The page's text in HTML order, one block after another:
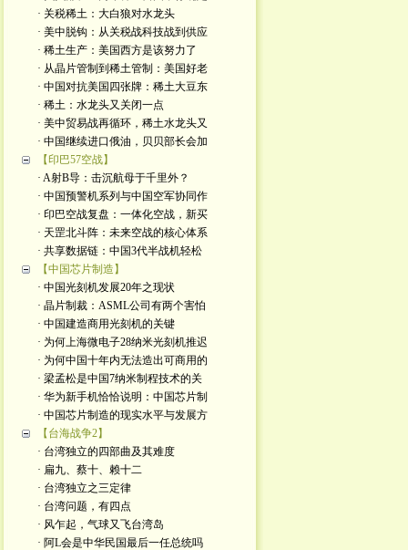
· 关税稀土：大白狼对水龙头
· 美中脱钩：从关税战科技战到供应
· 稀土生产：美国西方是该努力了
· 从晶片管制到稀土管制：美国好老
· 中国对抗美国四张牌：稀土大豆东
· 稀土：水龙头又关闭一点
· 美中贸易战再循环，稀土水龙头又
· 中国继续进口俄油，贝贝部长会加
【印巴57空战】
· A射B导：击沉航母于千里外？
· 中国预警机系列与中国空军协同作
· 印巴空战复盘：一体化空战，新买
· 天罡北斗阵：未来空战的核心体系
· 共享数据链：中国3代半战机轻松
【中国芯片制造】
· 中国光刻机发展20年之现状
· 晶片制裁：ASML公司有两个害怕
· 中国建造商用光刻机的关键
· 为何上海微电子28纳米光刻机推迟
· 为何中国十年内无法造出可商用的
· 梁孟松是中国7纳米制程技术的关
· 华为新手机恰恰说明：中国芯片制
· 中国芯片制造的现实水平与发展方
【台海战争2】
· 台湾独立的四部曲及其难度
· 扁九、蔡十、赖十二
· 台湾独立之三定律
· 台湾问题，有四点
· 风乍起，气球又飞台湾岛
· 阿L会是中华民国最后一任总统吗